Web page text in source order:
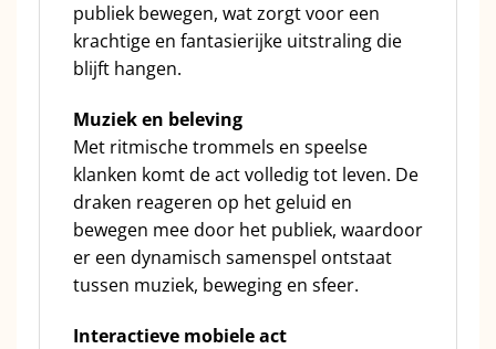
publiek bewegen, wat zorgt voor een
krachtige en fantasierijke uitstraling die
blijft hangen.
Muziek en beleving
Met ritmische trommels en speelse
klanken komt de act volledig tot leven. De
draken reageren op het geluid en
bewegen mee door het publiek, waardoor
er een dynamisch samenspel ontstaat
tussen muziek, beweging en sfeer.
Interactieve mobiele act